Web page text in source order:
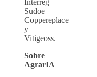
Interreg
Sudoe
Coppereplace
y
Vitigeoss.
Sobre
AgrarIA